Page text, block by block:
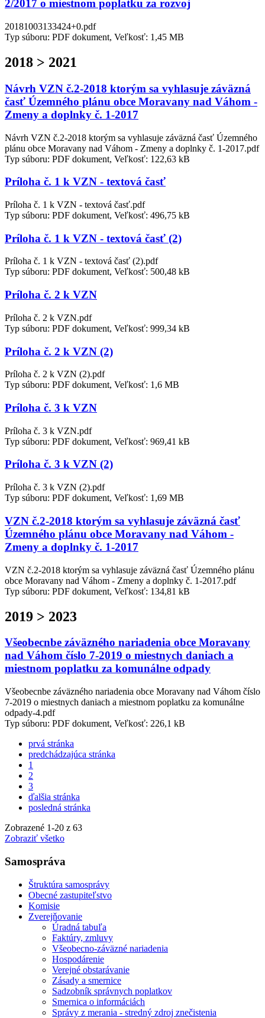
2/2017 o miestnom poplatku za rozvoj
20181003133424+0.pdf
Typ súboru: PDF dokument, Veľkosť: 1,45 MB
2018 > 2021
Návrh VZN č.2-2018 ktorým sa vyhlasuje záväzná
časť Územného plánu obce Moravany nad Váhom -
Zmeny a doplnky č. 1-2017
Návrh VZN č.2-2018 ktorým sa vyhlasuje záväzná časť Územného
plánu obce Moravany nad Váhom - Zmeny a doplnky č. 1-2017.pdf
Typ súboru: PDF dokument, Veľkosť: 122,63 kB
Príloha č. 1 k VZN - textová časť
Príloha č. 1 k VZN - textová časť.pdf
Typ súboru: PDF dokument, Veľkosť: 496,75 kB
Príloha č. 1 k VZN - textová časť (2)
Príloha č. 1 k VZN - textová časť (2).pdf
Typ súboru: PDF dokument, Veľkosť: 500,48 kB
Príloha č. 2 k VZN
Príloha č. 2 k VZN.pdf
Typ súboru: PDF dokument, Veľkosť: 999,34 kB
Príloha č. 2 k VZN (2)
Príloha č. 2 k VZN (2).pdf
Typ súboru: PDF dokument, Veľkosť: 1,6 MB
Príloha č. 3 k VZN
Príloha č. 3 k VZN.pdf
Typ súboru: PDF dokument, Veľkosť: 969,41 kB
Príloha č. 3 k VZN (2)
Príloha č. 3 k VZN (2).pdf
Typ súboru: PDF dokument, Veľkosť: 1,69 MB
VZN č.2-2018 ktorým sa vyhlasuje záväzná časť
Územného plánu obce Moravany nad Váhom -
Zmeny a doplnky č. 1-2017
VZN č.2-2018 ktorým sa vyhlasuje záväzná časť Územného plánu
obce Moravany nad Váhom - Zmeny a doplnky č. 1-2017.pdf
Typ súboru: PDF dokument, Veľkosť: 134,81 kB
2019 > 2023
Všeobecnbe záväzného nariadenia obce Moravany
nad Váhom číslo 7-2019 o miestnych daniach a
miestnom poplatku za komunálne odpady
Všeobecnbe záväzného nariadenia obce Moravany nad Váhom číslo
7-2019 o miestnych daniach a miestnom poplatku za komunálne
odpady-4.pdf
Typ súboru: PDF dokument, Veľkosť: 226,1 kB
prvá stránka
predchádzajúca stránka
1
2
3
ďalšia stránka
posledná stránka
Zobrazené 1-20 z 63
Zobraziť všetko
Samospráva
Štruktúra samosprávy
Obecné zastupiteľstvo
Komisie
Zverejňovanie
Úradná tabuľa
Faktúry, zmluvy
Všeobecno-záväzné nariadenia
Hospodárenie
Verejné obstarávanie
Zásady a smernice
Sadzobník správnych poplatkov
Smernica o informáciách
Správy z merania - stredný zdroj znečistenia